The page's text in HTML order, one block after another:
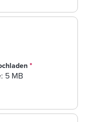
*
5 MB